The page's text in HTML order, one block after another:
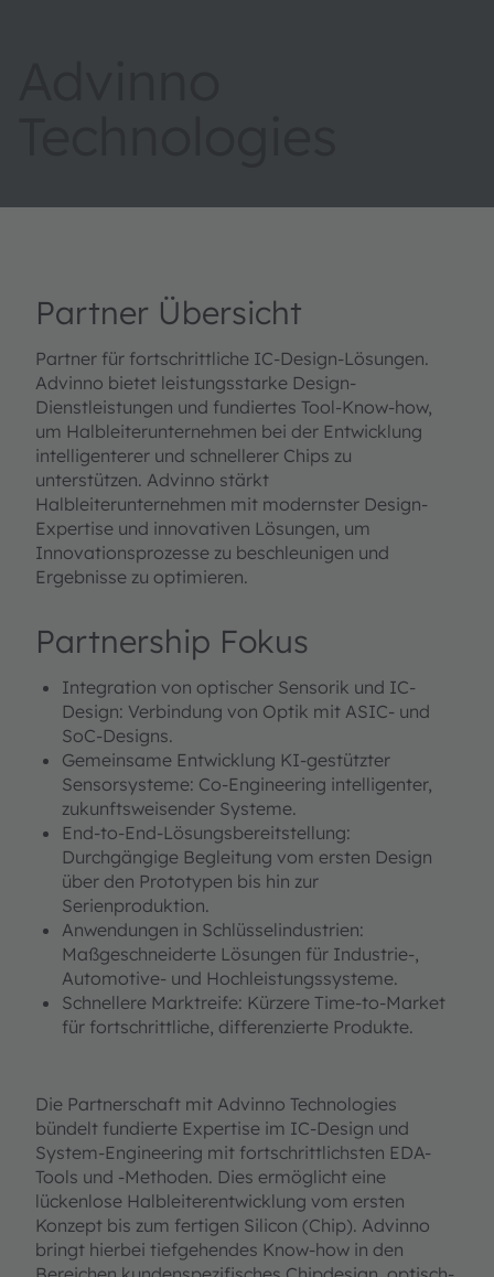
Partner Übersicht
Partner für fortschrittliche IC-Design-Lösungen.
Advinno bietet leistungsstarke Design-
Dienstleistungen und fundiertes Tool-Know-how,
um Halbleiterunternehmen bei der Entwicklung
intelligenterer und schnellerer Chips zu
unterstützen. Advinno stärkt
Halbleiterunternehmen mit modernster Design-
Expertise und innovativen Lösungen, um
Innovationsprozesse zu beschleunigen und
Ergebnisse zu optimieren.
Partnership Fokus
Integration von optischer Sensorik und IC-
Design: Verbindung von Optik mit ASIC- und
SoC-Designs.
Gemeinsame Entwicklung KI-gestützter
Sensorsysteme: Co-Engineering intelligenter,
zukunftsweisender Systeme.
End-to-End-Lösungsbereitstellung:
Durchgängige Begleitung vom ersten Design
über den Prototypen bis hin zur
Serienproduktion.
Anwendungen in Schlüsselindustrien:
Maßgeschneiderte Lösungen für Industrie-,
Automotive- und Hochleistungssysteme.
Schnellere Marktreife: Kürzere Time-to-Market
für fortschrittliche, differenzierte Produkte.
Die Partnerschaft mit Advinno Technologies
bündelt fundierte Expertise im IC-Design und
System-Engineering mit fortschrittlichsten EDA-
Tools und -Methoden. Dies ermöglicht eine
lückenlose Halbleiterentwicklung vom ersten
Konzept bis zum fertigen Silicon (Chip). Advinno
bringt hierbei tiefgehendes Know-how in den